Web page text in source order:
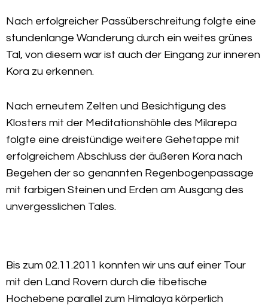
Nach erfolgreicher Passüberschreitung folgte eine
stundenlange Wanderung durch ein weites grünes
Tal, von diesem war ist auch der Eingang zur inneren
Kora zu erkennen.
Nach erneutem Zelten und Besichtigung des
Klosters mit der Meditationshöhle des Milarepa
folgte eine dreistündige weitere Gehetappe mit
erfolgreichem Abschluss der äußeren Kora nach
Begehen der so genannten Regenbogenpassage
mit farbigen Steinen und Erden am Ausgang des
unvergesslichen Tales.
Bis zum 02.11.2011 konnten wir uns auf einer Tour
mit den Land Rovern durch die tibetische
Hochebene parallel zum Himalaya körperlich